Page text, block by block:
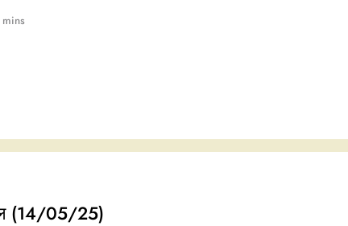
mins
(14/05/25)